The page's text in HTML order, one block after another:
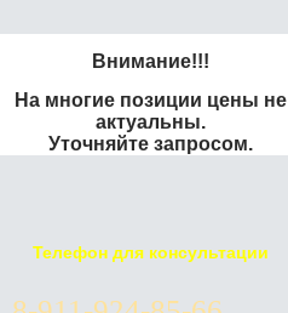
Внимание!!!
На многие позиции цены не
актуальны.
Уточняйте запросом.
Телефон для консультации